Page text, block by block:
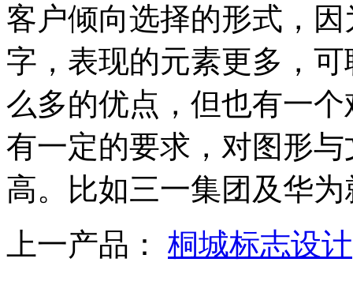
客户倾向选择的形式，
字，表现的元素更多，
么多的优点，但也有一
有一定的要求，对图形
高。比如三一集团及华
上一产品： 桐城标志设计